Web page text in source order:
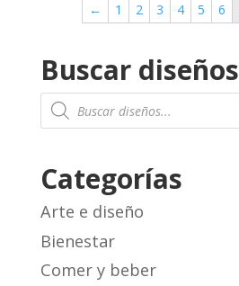
← 1 2 3 4 5 6
Buscar diseños
Products
search
Categorías
Arte e diseño
Bienestar
Comer y beber